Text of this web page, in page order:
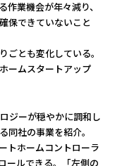
作業機会が年々減り、
保できていないこと
ごとも変化している。
ームスタートアップ
ジーが穏やかに調和し
同社の事業を紹介。
トホームコントローラ
ールできる。「左側の